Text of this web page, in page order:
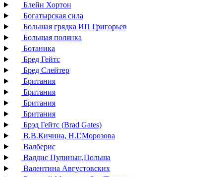
Блейн Хортон
Богатырская сила
Большая грядка ИП Григорьев
Большая полянка
Ботаника
Бред Гейтс
Бред Слейтер
Британия
Британия
Британия
Британия
Брэд Гейтс (Brad Gates)
В.В.Кичина, Н.Г.Морозова
Валберис
Валдис Пулиньш,Польша
Валентина Августовских